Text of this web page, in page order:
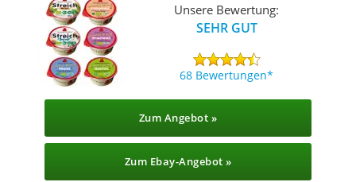
Unsere Bewertung:
SEHR GUT
68 Bewertungen
Zum Angebot »
Zum Ebay-Angebot »